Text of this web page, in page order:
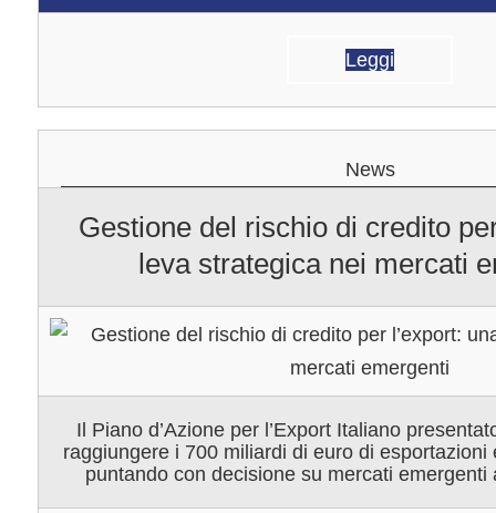
Leggi
News
Gestione del rischio di credito
leva strategica nei mercati
Il Piano d’Azione per l’Export Italiano
raggiungere i 700 miliardi di euro di esportazioni
puntando con decisione su mercati emergenti